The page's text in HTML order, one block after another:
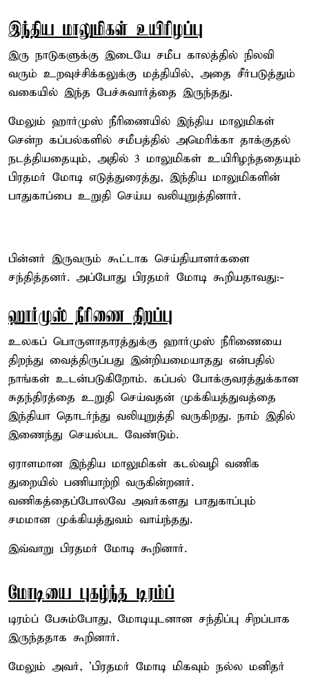
இந்திய மாலுமிகள் உயிரிழப்பு
இரு நாடுகளுக்கு இடையே சமீப காலத்தில் நிலவி
வரும் உறவுச்சிக்கலுக்கு மத்தியில், அதை சீர்படுத்தும்
வகையில் இந்த பேச்சுவார்த்தை இருந்தது.
மேலும் ஹார்முஸ் நீரிணையில் இந்திய மாலுமிகள்
சென்ற கப்பல்களில் சமீபத்தில் அமெரிக்கா தாக்குதல்
நடத்தியதையும், அதில் 3 மாலுமிகள் உயிரிழந்ததையும்
பிரதமர் மோடி எடுத்துரைத்து, இந்திய மாலுமிகளின்
பாதுகாப்பை உறுதி செய்ய வலியுறுத்தினார்.
பின்னர் இருவரும் கூட்டாக செய்தியாளர்களை
சந்தித்தனர். அப்போது பிரதமர் மோடி கூறியதாவது:-
ஹார்முஸ் நீரிணை திறப்பு
உலகப் பொருளாதாரத்துக்கு ஹார்முஸ் நீரிணையை
திறந்து வைத்திருப்பது இன்றியமையாதது என்பதில்
நாங்கள் உடன்படுகிறோம். கப்பல் போக்குவரத்துக்கான
சுதந்திரத்தை உறுதி செய்வதன் முக்கியத்துவத்தை
இந்தியா தொடர்ந்து வலியுறுத்தி வருகிறது. நாம் இதில்
இணைந்து செயல்பட வேண்டும்.
ஏராளமான இந்திய மாலுமிகள் கடல்வழி வணிக
துறையில் பணியாற்றி வருகின்றனர்.
வணிகத்தைப்போலவே அவர்களது பாதுகாப்பும்
சமமான முக்கியத்துவம் வாய்ந்தது.
இவ்வாறு பிரதமர் மோடி கூறினார்.
மோடியை புகழ்ந்த டிரம்ப்
டிரம்ப் பேசும்போது, மோடியுடனான சந்திப்பு சிறப்பாக
இருந்ததாக கூறினார்.
மேலும் அவர், 'பிரதமர் மோடி மிகவும் நல்ல மனிதர்